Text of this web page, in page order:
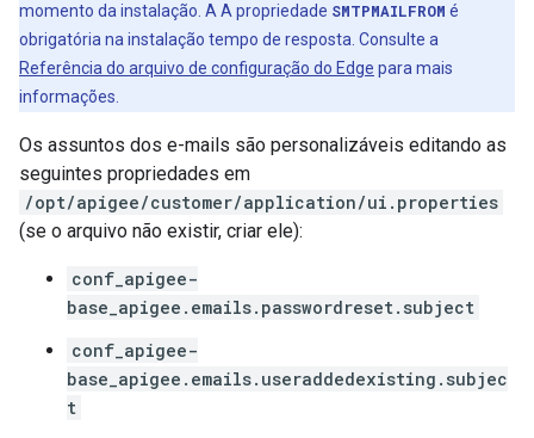
momento da instalação. A A propriedade SMTPMAILFROM é
obrigatória na instalação tempo de resposta. Consulte a
Referência do arquivo de configuração do Edge para mais
informações.
Os assuntos dos e-mails são personalizáveis editando as
seguintes propriedades em
/opt/apigee/customer/application/ui.properties
(se o arquivo não existir, criar ele):
conf_apigee-
base_apigee.emails.passwordreset.subject
conf_apigee-
base_apigee.emails.useraddedexisting.subjec
t